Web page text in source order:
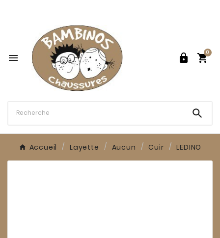
  
0

Accueil Layette Aucun Cuir LEDINO